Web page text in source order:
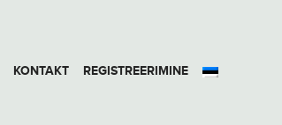
KONTAKT REGISTREERIMINE